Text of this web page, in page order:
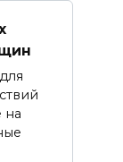
на